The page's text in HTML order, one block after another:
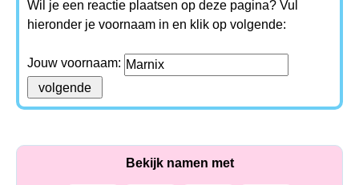
Wil je een reactie plaatsen op deze pagina? Vul
hieronder je voornaam in en klik op volgende:
Jouw voornaam:
Bekijk namen met